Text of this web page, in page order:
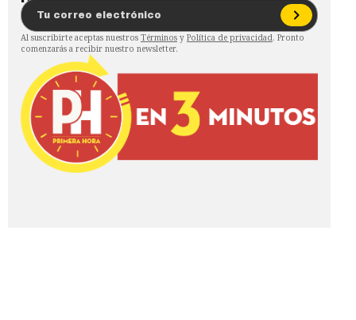
Al suscribirte aceptas nuestros Términos y Política de privacidad. Pronto
comenzarás a recibir nuestro newsletter.